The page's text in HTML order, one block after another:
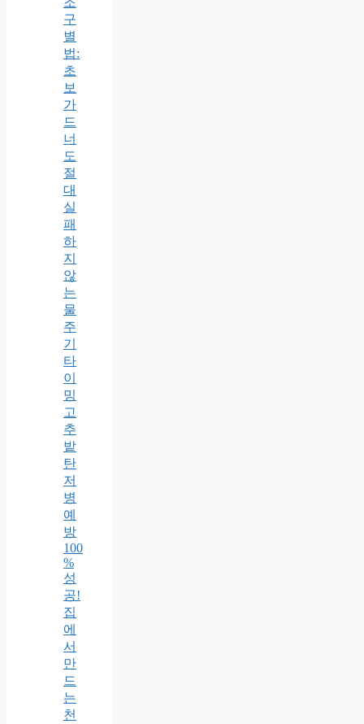
구
별
법:
초
보
가
드
너
도
절
대
실
패
하
지
않
는
물
주
기
타
이
밍
고
추
밭
탄
저
병
예
방
100
%
성
공!
집
에
서
만
드
는
천